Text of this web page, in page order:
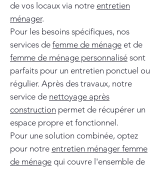
de vos locaux via notre entretien
ménager.
Pour les besoins spécifiques, nos
services de femme de ménage et de
femme de ménage personnalisé sont
parfaits pour un entretien ponctuel ou
régulier. Après des travaux, notre
service de nettoyage après
construction permet de récupérer un
espace propre et fonctionnel.
Pour une solution combinée, optez
pour notre entretien ménager femme
de ménage qui couvre l'ensemble de